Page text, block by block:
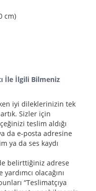
cm)
İle İlgili Bilmeniz
iyi dileklerinizin tek
Sizler için
teslim aldığı
da e-posta adresine
ya da ses kaydı
belirttiğiniz adrese
olacağını
“Teslimatçıya